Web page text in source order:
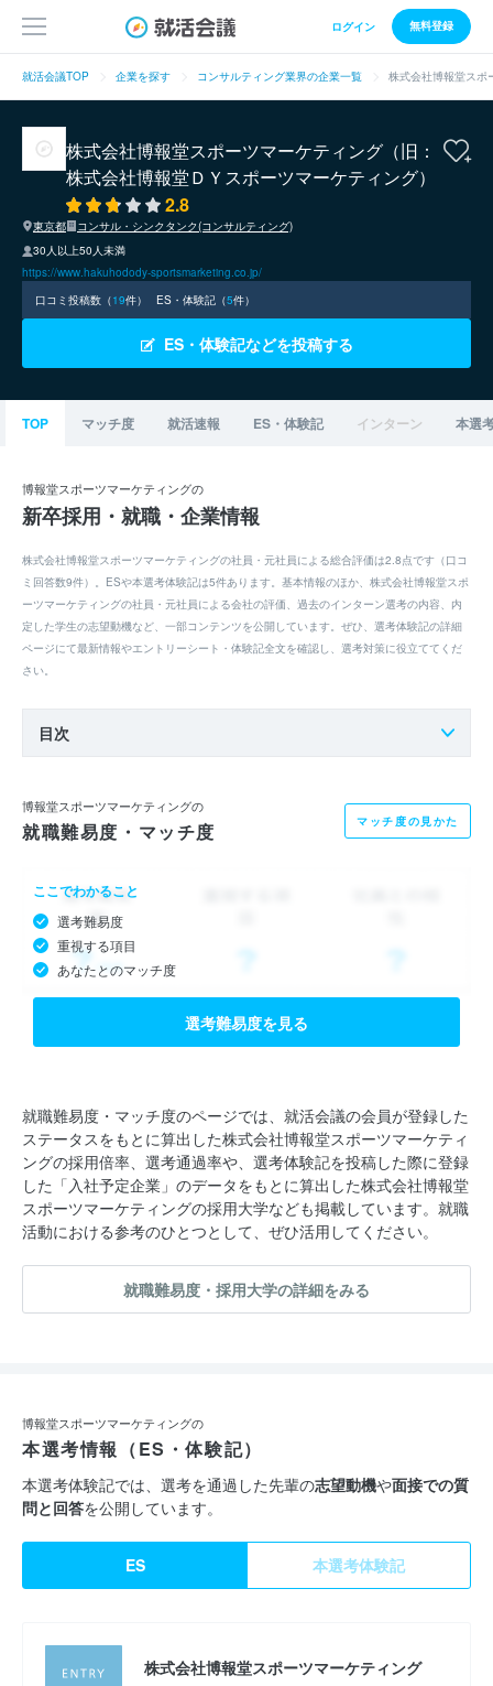
ログイン 無料登録
就活会議TOP 企業を探す コンサルティング業界の企業一覧 株式会社博報堂スポ
株式会社博報堂スポーツマーケティング（旧：
株式会社博報堂ＤＹスポーツマーケティング）
2.8
東京都
コンサル・シンクタンク(コンサルティング)
30人以上50人未満
https://www.hakuhodody-sportsmarketing.co.jp/
口コミ投稿数（19件） ES・体験記（5件）
ES・体験記などを投稿する
TOP マッチ度 就活速報 ES・体験記 インターン 本選
博報堂スポーツマーケティングの
新卒採用・就職・企業情報
株式会社博報堂スポーツマーケティングの社員・元社員による総合評価は2.8点です（口コ
ミ回答数9件）。ESや本選考体験記は5件あります。基本情報のほか、株式会社博報堂スポ
ーツマーケティングの社員・元社員による会社の評価、過去のインターン選考の内容、内
定した学生の志望動機など、一部コンテンツを公開しています。ぜひ、選考体験記の詳細
ページにて最新情報やエントリーシート・体験記全文を確認し、選考対策に役立ててくだ
さい。
目次
博報堂スポーツマーケティングの
就職難易度・マッチ度 マッチ度の見かた
ここでわかること
選考難易度
重視する項目
あなたとのマッチ度
選考難易度を見る
就職難易度・マッチ度のページでは、就活会議の会員が登録した
ステータスをもとに算出した株式会社博報堂スポーツマーケティ
ングの採用倍率、選考通過率や、選考体験記を投稿した際に登録
した「入社予定企業」のデータをもとに算出した株式会社博報堂
スポーツマーケティングの採用大学なども掲載しています。就職
活動における参考のひとつとして、ぜひ活用してください。
就職難易度・採用大学の詳細をみる
博報堂スポーツマーケティングの
本選考情報（ES・体験記）
本選考体験記では、選考を通過した先輩の志望動機や面接での質
問と回答を公開しています。
ES 本選考体験記
株式会社博報堂スポーツマーケティング